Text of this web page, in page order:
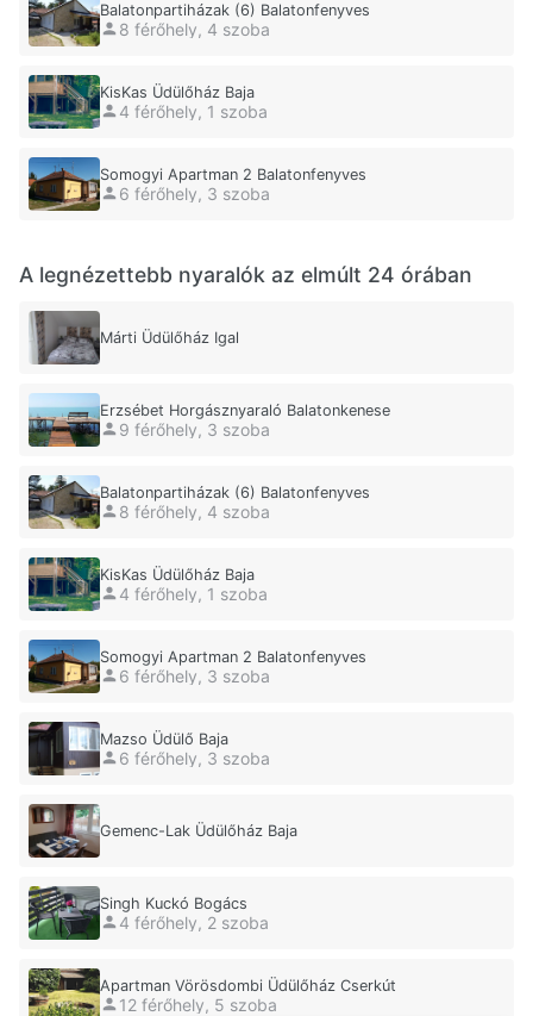
Balatonpartiházak (6) Balatonfenyves
8 férőhely, 4 szoba
KisKas Üdülőház Baja
4 férőhely, 1 szoba
Somogyi Apartman 2 Balatonfenyves
6 férőhely, 3 szoba
A legnézettebb nyaralók az elmúlt 24 órában
Márti Üdülőház Igal
Erzsébet Horgásznyaraló Balatonkenese
9 férőhely, 3 szoba
Balatonpartiházak (6) Balatonfenyves
8 férőhely, 4 szoba
KisKas Üdülőház Baja
4 férőhely, 1 szoba
Somogyi Apartman 2 Balatonfenyves
6 férőhely, 3 szoba
Mazso Üdülő Baja
6 férőhely, 3 szoba
Gemenc-Lak Üdülőház Baja
Singh Kuckó Bogács
4 férőhely, 2 szoba
Apartman Vörösdombi Üdülőház Cserkút
12 férőhely, 5 szoba